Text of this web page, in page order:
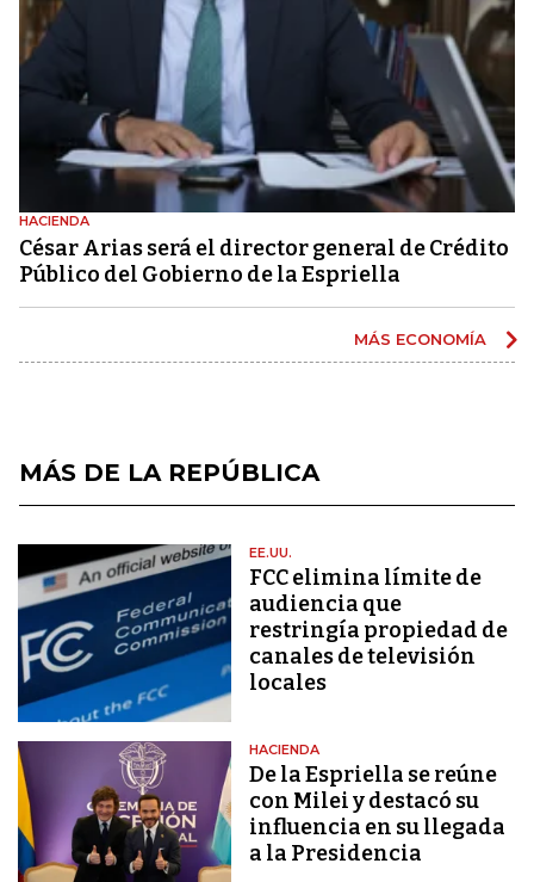
HACIENDA
César Arias será el director general de Crédito
Público del Gobierno de la Espriella
MÁS ECONOMÍA
MÁS DE LA REPÚBLICA
EE.UU.
FCC elimina límite de
audiencia que
restringía propiedad de
canales de televisión
locales
HACIENDA
De la Espriella se reúne
con Milei y destacó su
influencia en su llegada
a la Presidencia